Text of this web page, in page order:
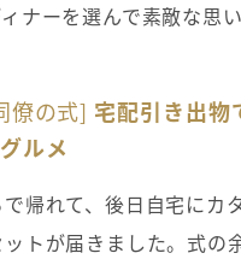
ナーを選んで素敵な思
僚の式] 宅配引き出物
ルメ
帰れて、後日自宅にカ
トが届きました。式の